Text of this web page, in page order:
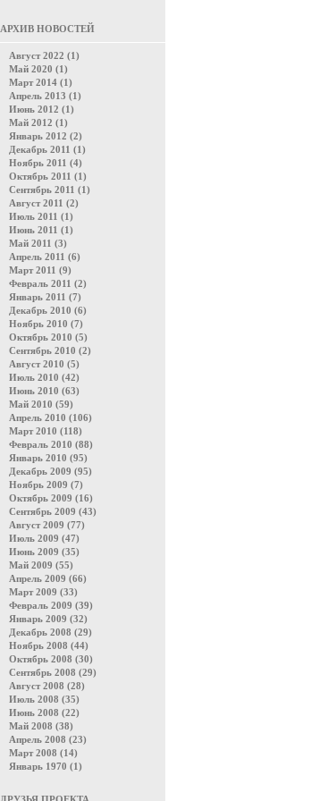
АРХИВ НОВОСТЕЙ
Август 2022 (1)
Май 2020 (1)
Март 2014 (1)
Апрель 2013 (1)
Июнь 2012 (1)
Май 2012 (1)
Январь 2012 (2)
Декабрь 2011 (1)
Ноябрь 2011 (4)
Октябрь 2011 (1)
Сентябрь 2011 (1)
Август 2011 (2)
Июль 2011 (1)
Июнь 2011 (1)
Май 2011 (3)
Апрель 2011 (6)
Март 2011 (9)
Февраль 2011 (2)
Январь 2011 (7)
Декабрь 2010 (6)
Ноябрь 2010 (7)
Октябрь 2010 (5)
Сентябрь 2010 (2)
Август 2010 (5)
Июль 2010 (42)
Июнь 2010 (63)
Май 2010 (59)
Апрель 2010 (106)
Март 2010 (118)
Февраль 2010 (88)
Январь 2010 (95)
Декабрь 2009 (95)
Ноябрь 2009 (7)
Октябрь 2009 (16)
Сентябрь 2009 (43)
Август 2009 (77)
Июль 2009 (47)
Июнь 2009 (35)
Май 2009 (55)
Апрель 2009 (66)
Март 2009 (33)
Февраль 2009 (39)
Январь 2009 (32)
Декабрь 2008 (29)
Ноябрь 2008 (44)
Октябрь 2008 (30)
Сентябрь 2008 (29)
Август 2008 (28)
Июль 2008 (35)
Июнь 2008 (22)
Май 2008 (38)
Апрель 2008 (23)
Март 2008 (14)
Январь 1970 (1)